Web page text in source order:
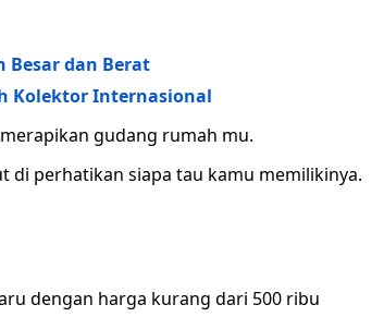
Besar dan Berat
Kolektor Internasional
gudang rumah mu.
perhatikan siapa tau kamu memilikinya.
dengan harga kurang dari 500 ribu